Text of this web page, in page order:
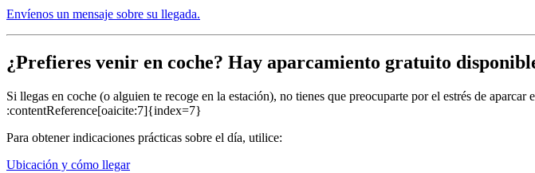
Envíenos un mensaje sobre su llegada.
¿Prefieres venir en coche? Hay aparcamiento gratuito
Si llegas en coche (o alguien te recoge en la estación), no tienes que preocuparte por el estrés de
:contentReference[oaicite:7]{index=7}
Para obtener indicaciones prácticas sobre el día, utilice:
Ubicación y cómo llegar